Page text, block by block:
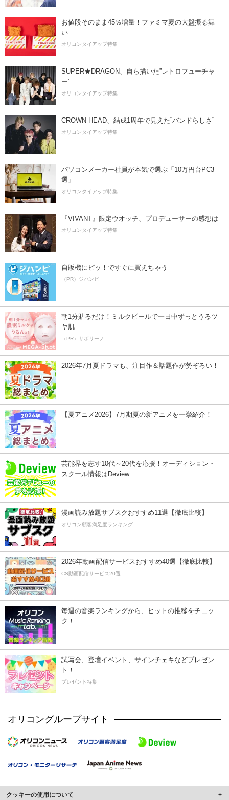
お値段そのまま45％増量！ファミマ夏の大盤振る舞
い
オリコンタイアップ特集
SUPER★DRAGON、自ら描いた”レトロフューチャ
ー”
オリコンタイアップ特集
CROWN HEAD、結成1周年で見えた”バンドらしさ”
オリコンタイアップ特集
パソコンメーカー社員が本気で選ぶ「10万円台PC3
選」
オリコンタイアップ特集
『VIVANT』限定ウオッチ、プロデューサーの感想は
オリコンタイアップ特集
自販機にピッ！ですぐに買えちゃう
（PR）ジハンピ
朝1分貼るだけ！ミルクピールで一日中ずっとうるツ
ヤ肌
（PR）サボリーノ
2026年7月夏ドラマも、注目作＆話題作が勢ぞろい！
【夏アニメ2026】7月期夏の新アニメを一挙紹介！
芸能界を志す10代～20代を応援！オーディション・
スクール情報はDeview
漫画読み放題サブスクおすすめ11選【徹底比較】
オリコン顧客満足度ランキング
2026年動画配信サービスおすすめ40選【徹底比較】
CS動画配信サービス20選
毎週の音楽ランキングから、ヒットの推移をチェッ
ク！
試写会、登壇イベント、サインチェキなどプレゼン
ト！
プレゼント特集
オリコングループサイト
クッキーの使用について